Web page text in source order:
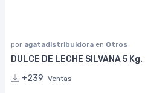
por agatadistribuidora en Otros
DULCE DE LECHE SILVANA 5 Kg.
+239 Ventas